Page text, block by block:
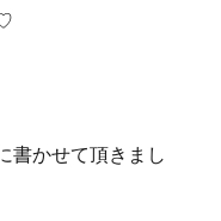
書かせて頂きまし